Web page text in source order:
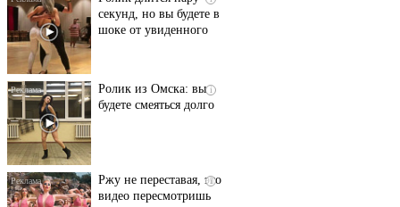
шоке от увиденного
будете смеяться долго
видео пересмотришь
не раз